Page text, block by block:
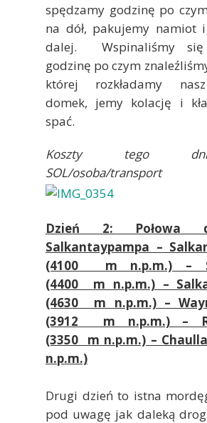
spędzamy godzinę po
na dół, pakujemy namiot
dalej. Wspinaliśmy się
godzinę po czym
której rozkładamy
domek, jemy kolację i
spać.
Koszty tego
SOL/osoba/transport
Dzień 2: Połowa
Salkantaypampa –
(4100 m n.p.m.) –
(4400 m n.p.m.) –
(4630 m n.p.m.) –
(3912 m n.p.m.) –
(3350 m n.p.m.) –
n.p.m.)
Drugi dzień to istna
pod uwagę jak daleką